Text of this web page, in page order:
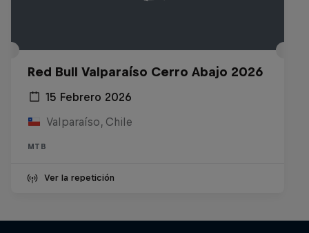
Red Bull Valparaíso Cerro Abajo 2026
15 Febrero 2026
Valparaíso, Chile
MTB
Ver la repetición